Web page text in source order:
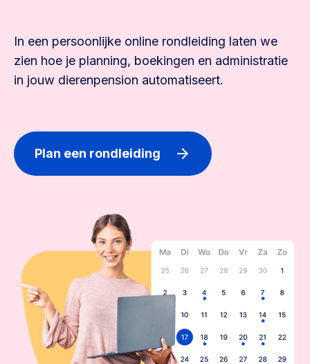
In een persoonlijke online rondleiding laten we
zien hoe je planning, boekingen en administratie
in jouw dierenpension automatiseert.
Plan een rondleiding